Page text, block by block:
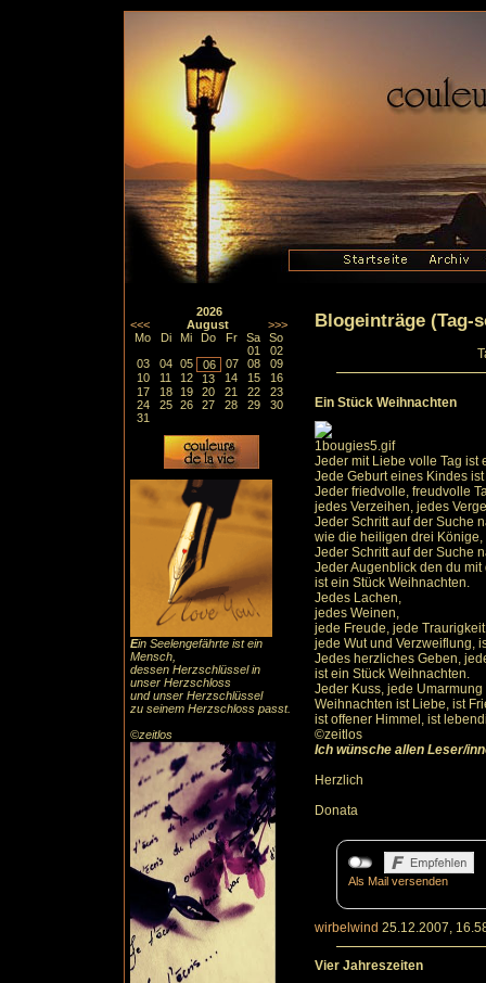
2026
<<<
August
>>>
Mo
Di Mi Do Fr Sa
So
01
02
03
04 05 06 07 08
09
10
11 12 13 14 15
16
17
18 19 20 21 22
23
24
25 26 27 28 29
30
31
Ein Seelengefährte ist ein
Mensch,
dessen Herzschlüssel in
unser Herzschloss
und unser Herzschlüssel
zu seinem Herzschloss passt.
©zeitlos
Blogeinträge (Tag-
Ein Stück Weihnachten
Jeder mit Liebe volle Tag ist
Jede Geburt eines Kindes
Jeder friedvolle, freudvolle
jedes Verzeihen, jedes
Jeder Schritt auf der Suche
wie die heiligen drei
Jeder Schritt auf der Suche
Jeder Augenblick den du
ist ein Stück Weihnachten.
Jedes Lachen,
jedes Weinen,
jede Freude, jede
jede Wut und Verzweiflung,
Jedes herzliches Geben,
ist ein Stück Weihnachten.
Jeder Kuss, jede
Weihnachten ist Liebe, ist
ist offener Himmel, ist
©zeitlos
Ich wünsche allen Leser/
Herzlich
Donata
Als Mail versenden
wirbelwind 25.12.2007,
Vier Jahreszeiten